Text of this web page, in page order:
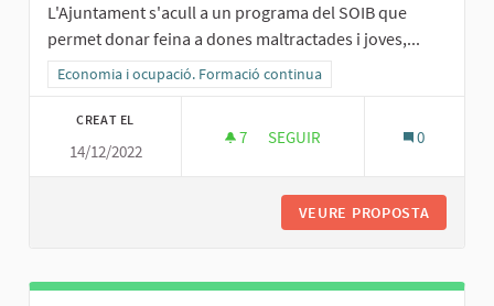
L'Ajuntament s'acull a un programa del SOIB que
permet donar feina a dones maltractades i joves,...
Resultats al filtrar per la categoria: Economia i ocupació.
Economia i ocupació. Formació continua
CREAT EL
14/12/2022
7 7 SEGUIDORES
SEGUIR 0
VEURE PROPOSTA